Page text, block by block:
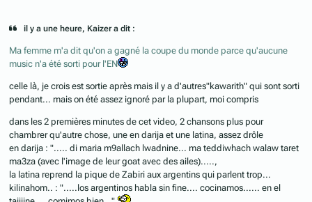
il y a une heure, Kaizer a dit :
Ma femme m'a dit qu'on a gagné la coupe du monde parce qu'aucune
music n'a été sorti pour l'EN
celle là, je crois est sortie après mais il y a d'autres"kawarith" qui sont sorti
pendant... mais on été assez ignoré par la plupart, moi compris
dans les 2 premières minutes de cet video, 2 chansons plus pour
chambrer qu'autre chose, une en darija et une latina, assez drôle
en darija : "..... di maria m9allach lwadnine... ma teddiwhach walaw taret
ma3za (avec l'image de leur goat avec des ailes).....,
la latina reprend la pique de Zabiri aux argentins qui parlent trop...
kilinahom.. : ".....los argentinos habla sin fine.... cocinamos...... en el